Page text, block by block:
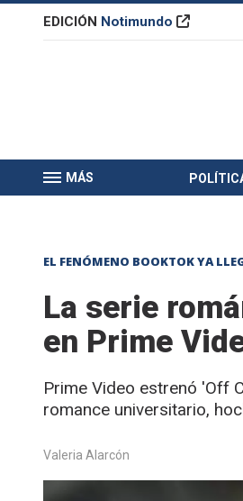
EDICIÓN Notimundo
MÁS
EL FENÓMENO BOOKTOK YA
La serie
en Prime
Prime Video estrenó 'Off
romance universitario,
Valeria Alarcón